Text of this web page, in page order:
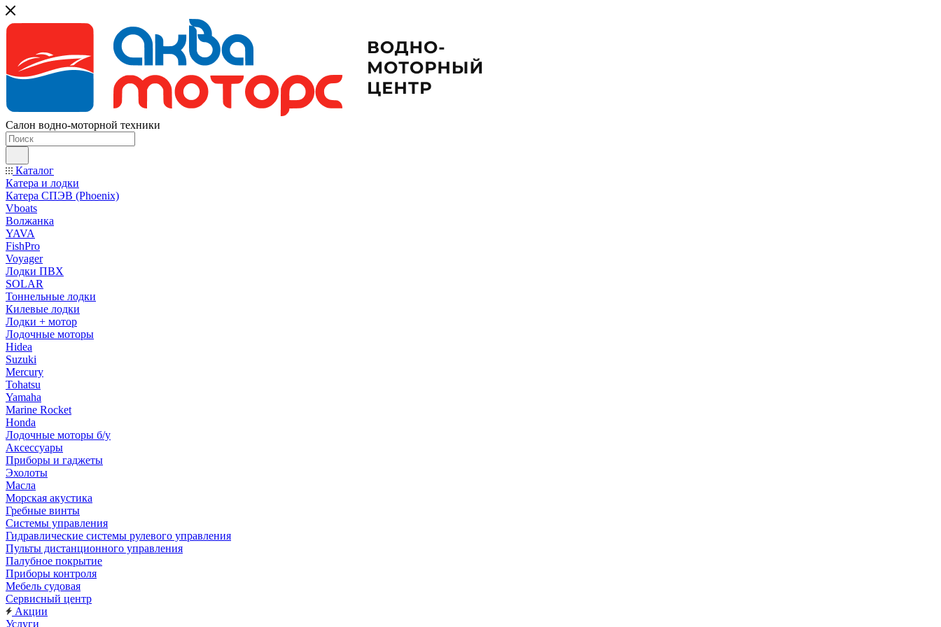
Салон водно-моторной техники
Каталог
Катера и лодки
Катера СПЭВ (Phoenix)
Vboats
Волжанка
YAVA
FishPro
Voyager
Лодки ПВХ
SOLAR
Тоннельные лодки
Килевые лодки
Лодки + мотор
Лодочные моторы
Hidea
Suzuki
Mercury
Tohatsu
Yamaha
Marine Rocket
Honda
Лодочные моторы б/у
Аксессуары
Приборы и гаджеты
Эхолоты
Масла
Морская акустика
Гребные винты
Системы управления
Гидравлические системы рулевого управления
Пульты дистанционного управления
Палубное покрытие
Приборы контроля
Мебель судовая
Сервисный центр
Акции
Услуги